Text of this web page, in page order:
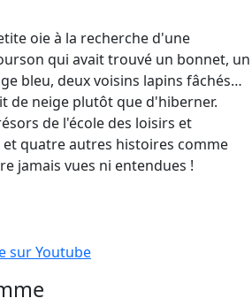
oie à la recherche d'une
qui avait trouvé un bonnet, un
bleu, deux voisins lapins fâchés…
de neige plutôt que d'hiberner.
de l'école des loisirs et
et quatre autres histoires comme
jamais vues ni entendues !
sur Youtube